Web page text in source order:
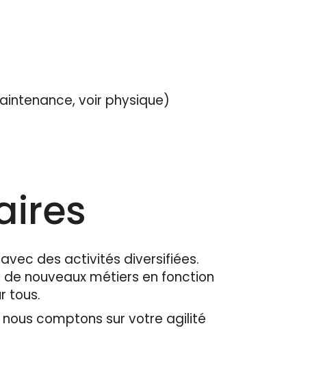
voir physique)
des activités diversifiées.
nouveaux métiers en fonction
tous.
comptons sur votre agilité